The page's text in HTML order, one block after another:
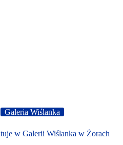
Galeria Wiślanka
w Galerii Wiślanka w Żorach